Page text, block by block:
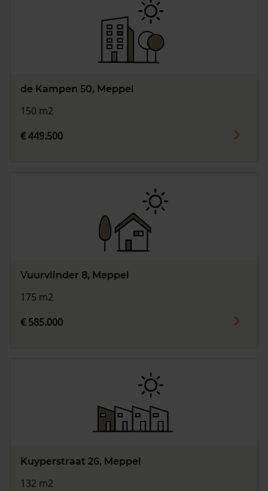
de Kampen 50, Meppel
150 m2
€ 449.500
Vuurvlinder 8, Meppel
175 m2
€ 585.000
Kuyperstraat 26, Meppel
132 m2